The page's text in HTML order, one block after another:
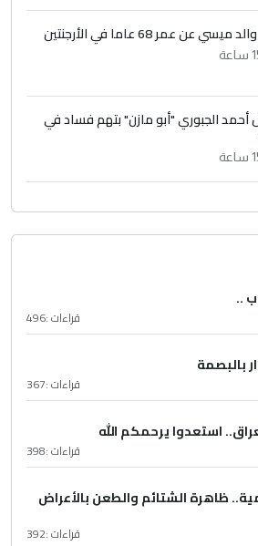
عن عمر 68 عاما في الأرجنتين
أحمد الجبوري "أبو مازن" بتهم فساد في
..
قراءات :496
بالبصمة
قراءات :367
استعدوا يرحمكم الله
قراءات :398
ظاهرة الشتائم والطعن بالأعراض
قراءات :392